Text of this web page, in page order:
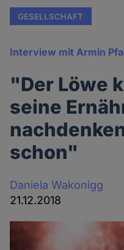
GESELLSCHAFT
Interview mit Armin
"Der Löwe
seine
schon"
Daniela Wakonigg
21.12.2018